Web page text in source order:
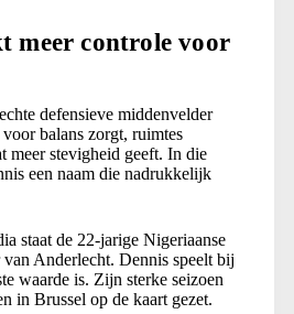
meer controle voor
defensieve middenvelder
balans zorgt, ruimtes
meer stevigheid geeft. In die
een naam die nadrukkelijk
staat de 22-jarige Nigeriaanse
Anderlecht. Dennis speelt bij
waarde is. Zijn sterke seizoen
in Brussel op de kaart gezet.